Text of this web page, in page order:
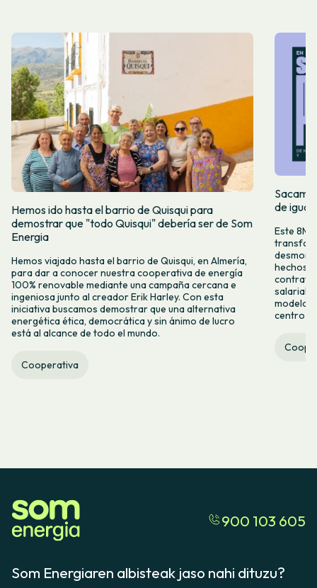
Hemos ido hasta el barrio de Quisqui para
demostrar que "todo Quisqui" debería ser de Som
Energia
Hemos viajado hasta el barrio de Quisqui, en Almería,
para dar a conocer nuestra cooperativa de energía
100% renovable mediante una campaña cercana e
ingeniosa junto al creador Erik Harley. Con esta
iniciativa buscamos demostrar que una alternativa
energética ética, democrática y sin ánimo de lucro
está al alcance de todo el mundo.
Cooperativa
de
Este 8M,
hechos y
salarial y
modelo
centro
900 103 605
Som Energiaren albisteak jaso nahi dituzu?